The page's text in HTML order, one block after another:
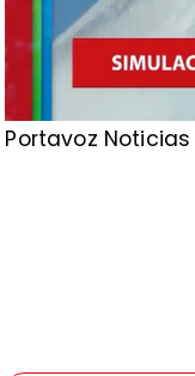
Portavoz Noticias